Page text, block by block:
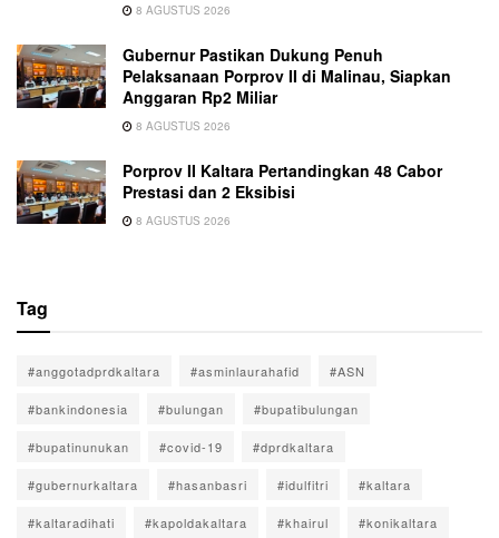
8 AGUSTUS 2026
Gubernur Pastikan Dukung Penuh
Pelaksanaan Porprov II di Malinau, Siapkan
Anggaran Rp2 Miliar
8 AGUSTUS 2026
Porprov II Kaltara Pertandingkan 48 Cabor
Prestasi dan 2 Eksibisi
8 AGUSTUS 2026
Tag
#anggotadprdkaltara #asminlaurahafid #ASN
#bankindonesia #bulungan #bupatibulungan
#bupatinunukan #covid-19 #dprdkaltara
#gubernurkaltara #hasanbasri #idulfitri #kaltara
#kaltaradihati #kapoldakaltara #khairul #konikaltara